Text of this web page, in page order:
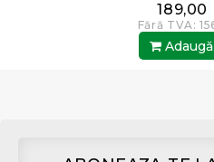
189,00
Fără TVA: